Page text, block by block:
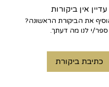
בכל צבע זהב מעודף
צהוב/לבן/ורוד.
אבן חן אחרת לבחירה.
מחיר תלוי באבן.
עדיין אין ביקורות
את הביקורת הראשונה?
ספר/י לנו מה דעתך.
כתיבת ביקורת